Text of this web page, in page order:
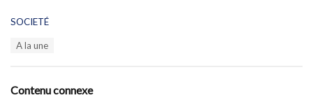
C
o
r
SOCIETÉ
:
A la une
Contenu connexe